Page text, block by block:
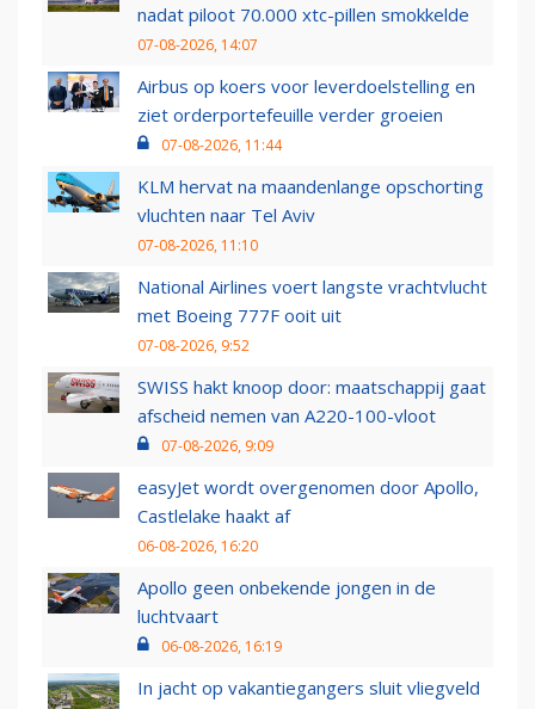
nadat piloot 70.000 xtc-pillen smokkelde
07-08-2026, 14:07
Airbus op koers voor leverdoelstelling en
ziet orderportefeuille verder groeien
07-08-2026, 11:44
KLM hervat na maandenlange opschorting
vluchten naar Tel Aviv
07-08-2026, 11:10
National Airlines voert langste vrachtvlucht
met Boeing 777F ooit uit
07-08-2026, 9:52
SWISS hakt knoop door: maatschappij gaat
afscheid nemen van A220-100-vloot
07-08-2026, 9:09
easyJet wordt overgenomen door Apollo,
Castlelake haakt af
06-08-2026, 16:20
Apollo geen onbekende jongen in de
luchtvaart
06-08-2026, 16:19
In jacht op vakantiegangers sluit vliegveld